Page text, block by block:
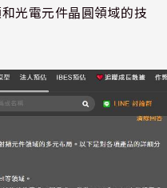
光電元件晶圓領域的技